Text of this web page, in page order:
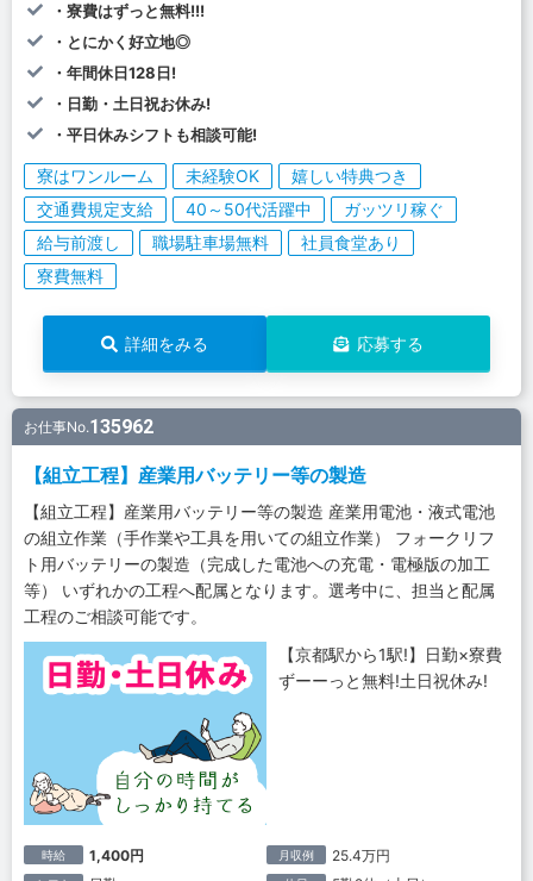
・寮費はずっと無料!!!
・とにかく好立地◎
・年間休日128日!
・日勤・土日祝お休み!
・平日休みシフトも相談可能!
寮はワンルーム 未経験OK
嬉しい特典つき
交通費規定支給
40～50代活躍中
ガッツリ稼ぐ
給与前渡し
職場駐車場無料
社員食堂あり
寮費無料
詳細をみる 応募する
お仕事No.135962
【組立工程】産業用バッテリー等の製造
【組立工程】産業用バッテリー等の製造 産業用電池・液式電池
の組立作業（手作業や工具を用いての組立作業） フォークリフ
ト用バッテリーの製造（完成した電池への充電・電極版の加工
等） いずれかの工程へ配属となります。選考中に、担当と配属
工程のご相談可能です。
【京都駅から1駅!】日勤×寮費
ずーーっと無料!土日祝休み!
時給 1,400円 月収例 25.4万円